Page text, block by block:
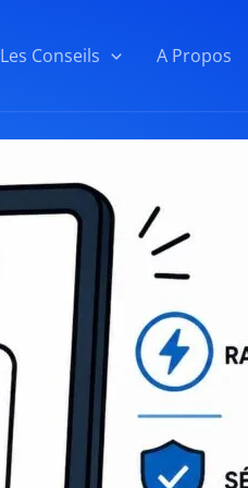
Les Conseils A Propos